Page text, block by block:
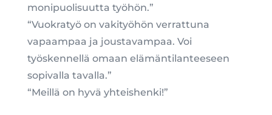
monipuolisuutta työhön.”
“Vuokratyö on vakityöhön verrattuna
vapaampaa ja joustavampaa. Voi
työskennellä omaan elämäntilanteeseen
sopivalla tavalla.”
“Meillä on hyvä yhteishenki!”